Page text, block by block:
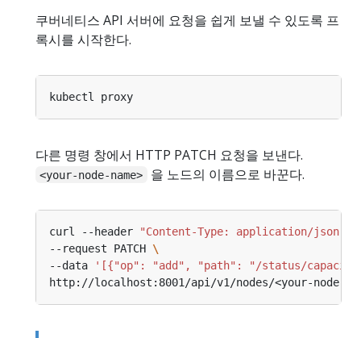
쿠버네티스 API 서버에 요청을 쉽게 보낼 수 있도록 프
록시를 시작한다.
다른 명령 창에서 HTTP PATCH 요청을 보낸다.
<your-node-name> 을 노드의 이름으로 바꾼다.
curl --header
"Content-Type: application/json-
--request PATCH
--data
'[{"op": "add", "path": "/status/capacity/